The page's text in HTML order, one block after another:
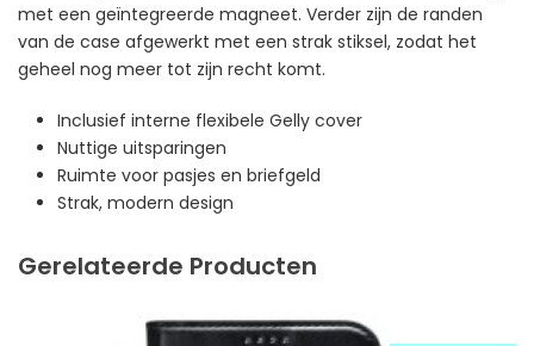
met een geïntegreerde magneet. Verder zijn de randen
van de case afgewerkt met een strak stiksel, zodat het
geheel nog meer tot zijn recht komt.
Inclusief interne flexibele Gelly cover
Nuttige uitsparingen
Ruimte voor pasjes en briefgeld
Strak, modern design
Gerelateerde Producten